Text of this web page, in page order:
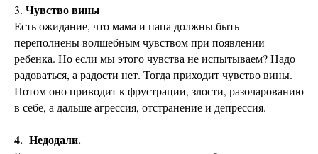
3. Чувство вины
Есть ожидание, что мама и папа должны быть
переполнены волшебным чувством при появлении
ребенка. Но если мы этого чувства не испытываем? Надо
радоваться, а радости нет. Тогда приходит чувство вины.
Потом оно приводит к фрустрации, злости, разочарованию
в себе, а дальше агрессия, отстранение и депрессия.
4. Недодали.